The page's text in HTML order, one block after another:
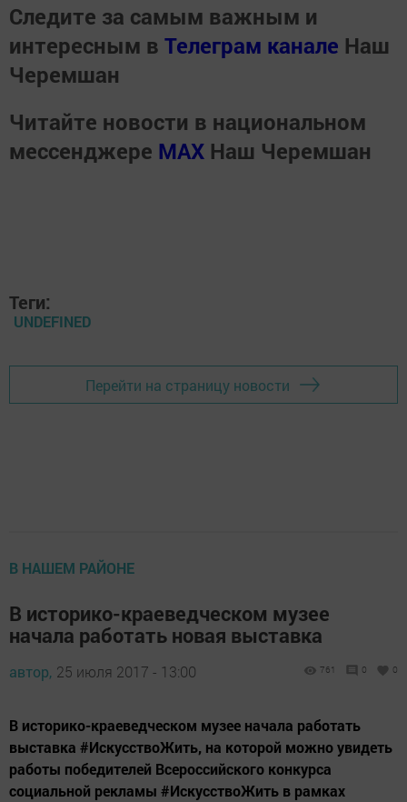
Следите за самым важным и
интересным в Телеграм канале Наш
Черемшан
Читайте новости в национальном
мессенджере MАХ Наш Черемшан
Теги:
UNDEFINED
Перейти на страницу новости
В НАШЕМ РАЙОНЕ
В историко-краеведческом музее
начала работать новая выставка
автор, 25 июля 2017 - 13:00 761 0 0
В историко-краеведческом музее начала работать
выставка #ИскусствоЖить, на которой можно увидеть
работы победителей Всероссийского конкурса
социальной рекламы #ИскусствоЖить в рамках